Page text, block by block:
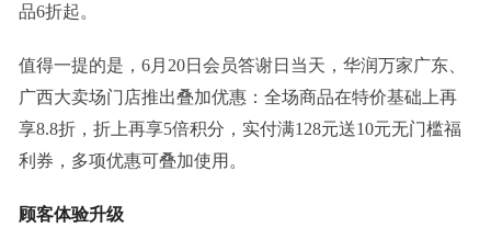
品6折起。
值得一提的是，6月20日会员答谢日当天，华润万家广东、
广西大卖场门店推出叠加优惠：全场商品在特价基础上再
享8.8折，折上再享5倍积分，实付满128元送10元无门槛福
利券，多项优惠可叠加使用。
顾客体验升级